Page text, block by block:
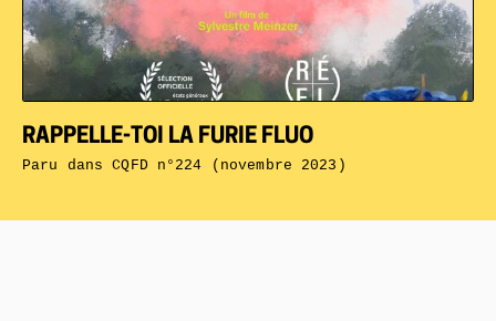
RAPPELLE-TOI LA FURIE FLUO
Paru dansCQFD n°224 (novembre 2023)